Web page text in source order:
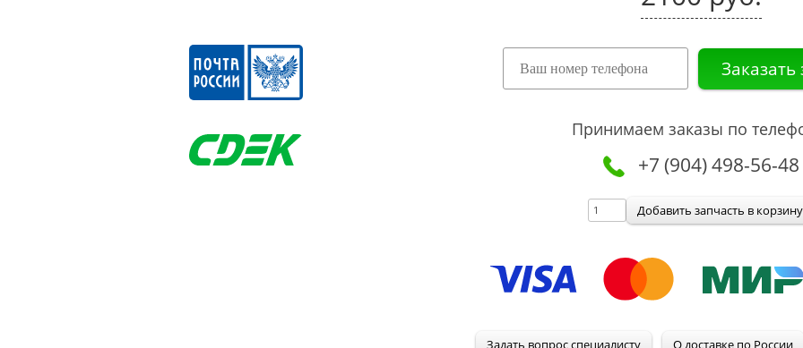
Принимаем заказы по
+7 (904) 498-56-48